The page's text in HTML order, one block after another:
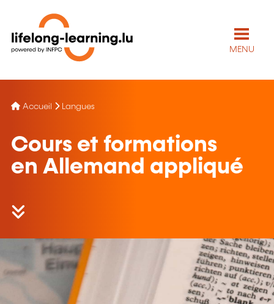
MENU
Accueil Langues
Cours et formations
en Allemand appliqué